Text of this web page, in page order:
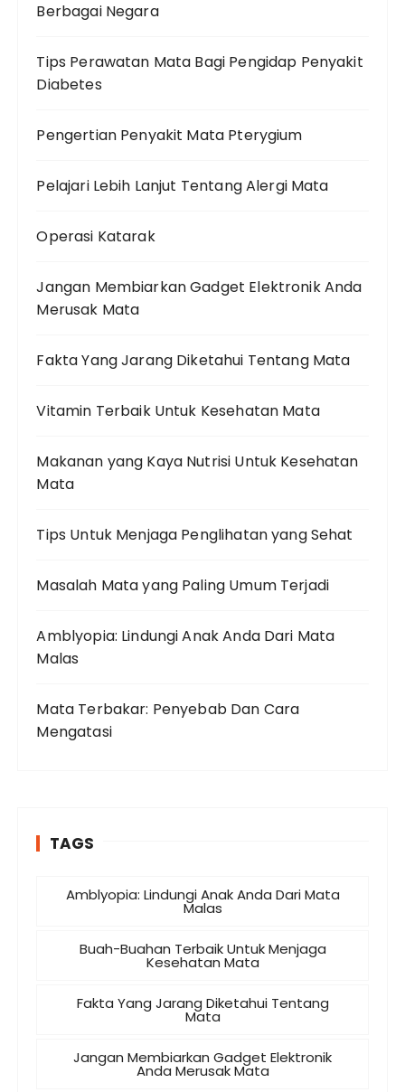
Berbagai Negara
Tips Perawatan Mata Bagi Pengidap Penyakit
Diabetes
Pengertian Penyakit Mata Pterygium
Pelajari Lebih Lanjut Tentang Alergi Mata
Operasi Katarak
Jangan Membiarkan Gadget Elektronik Anda
Merusak Mata
Fakta Yang Jarang Diketahui Tentang Mata
Vitamin Terbaik Untuk Kesehatan Mata
Makanan yang Kaya Nutrisi Untuk Kesehatan
Mata
Tips Untuk Menjaga Penglihatan yang Sehat
Masalah Mata yang Paling Umum Terjadi
Amblyopia: Lindungi Anak Anda Dari Mata
Malas
Mata Terbakar: Penyebab Dan Cara
Mengatasi
TAGS
Amblyopia: Lindungi Anak Anda Dari Mata
Malas
Buah-Buahan Terbaik Untuk Menjaga
Kesehatan Mata
Fakta Yang Jarang Diketahui Tentang
Mata
Jangan Membiarkan Gadget Elektronik
Anda Merusak Mata